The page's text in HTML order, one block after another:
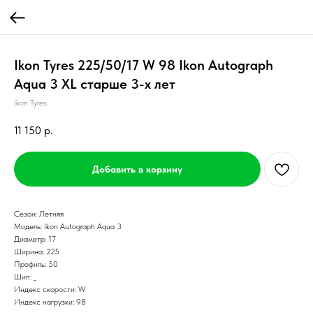
Ikon Tyres 225/50/17 W 98 Ikon Autograph
Aqua 3 XL старше 3-х лет
Ikon Tyres
11 150 р.
Добавить в корзину
Сезон: Летняя
Модель: Ikon Autograph Aqua 3
Диаметр: 17
Ширина: 225
Профиль: 50
Шип: _
Индекс скорости: W
Индекс нагрузки: 98